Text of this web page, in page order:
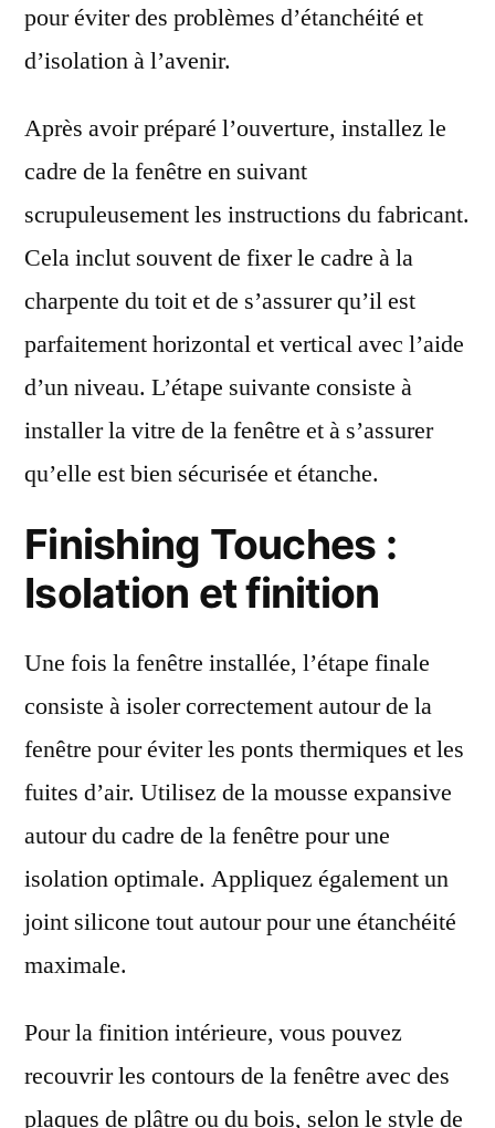
pour éviter des problèmes d’étanchéité et
d’isolation à l’avenir.
Après avoir préparé l’ouverture, installez le
cadre de la fenêtre en suivant
scrupuleusement les instructions du fabricant.
Cela inclut souvent de fixer le cadre à la
charpente du toit et de s’assurer qu’il est
parfaitement horizontal et vertical avec l’aide
d’un niveau. L’étape suivante consiste à
installer la vitre de la fenêtre et à s’assurer
qu’elle est bien sécurisée et étanche.
Finishing Touches :
Isolation et finition
Une fois la fenêtre installée, l’étape finale
consiste à isoler correctement autour de la
fenêtre pour éviter les ponts thermiques et les
fuites d’air. Utilisez de la mousse expansive
autour du cadre de la fenêtre pour une
isolation optimale. Appliquez également un
joint silicone tout autour pour une étanchéité
maximale.
Pour la finition intérieure, vous pouvez
recouvrir les contours de la fenêtre avec des
plaques de plâtre ou du bois, selon le style de